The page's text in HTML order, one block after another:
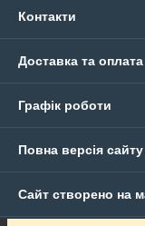
Контакти
Доставка та оплата
Графік роботи
Повна версія сайту
Сайт створено на